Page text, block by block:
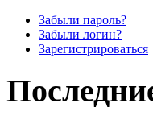
Забыли пароль?
Забыли логин?
Зарегистрироваться